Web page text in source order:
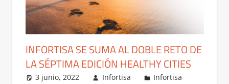
INFORTISA SE SUMA AL DOBLE RETO DE
LA SÉPTIMA EDICIÓN HEALTHY CITIES
3 junio, 2022 Infortisa
Infortisa